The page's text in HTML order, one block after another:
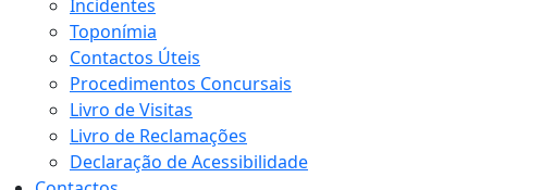
Incidentes
Toponímia
Contactos Úteis
Procedimentos Concursais
Livro de Visitas
Livro de Reclamações
Declaração de Acessibilidade